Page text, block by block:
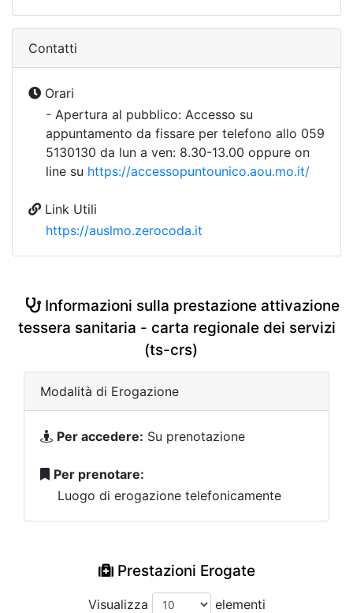
Contatti
Orari
- Apertura al pubblico: Accesso su
appuntamento da fissare per telefono allo 059
5130130 da lun a ven: 8.30-13.00 oppure on
line su https://accessopuntounico.aou.mo.it/
Link Utili
https://auslmo.zerocoda.it
Informazioni sulla prestazione attivazione
tessera sanitaria - carta regionale dei servizi
(ts-crs)
Modalità di Erogazione
Per accedere: Su prenotazione
Per prenotare:
Luogo di erogazione telefonicamente
Prestazioni Erogate
Visualizza
elementi